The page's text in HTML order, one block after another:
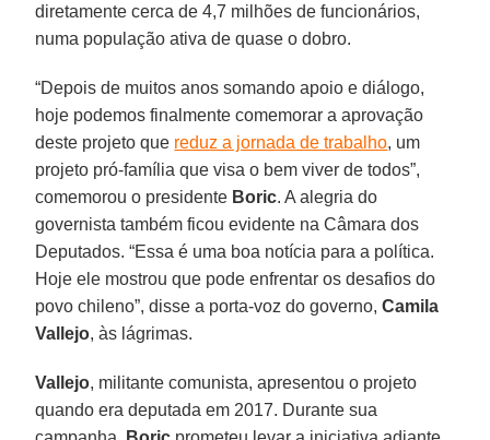
diretamente cerca de 4,7 milhões de funcionários,
numa população ativa de quase o dobro.
“Depois de muitos anos somando apoio e diálogo,
hoje podemos finalmente comemorar a aprovação
deste projeto que reduz a jornada de trabalho, um
projeto pró-família que visa o bem viver de todos”,
comemorou o presidente Boric. A alegria do
governista também ficou evidente na Câmara dos
Deputados. “Essa é uma boa notícia para a política.
Hoje ele mostrou que pode enfrentar os desafios do
povo chileno”, disse a porta-voz do governo,Camila
Vallejo, às lágrimas.
Vallejo, militante comunista, apresentou o projeto
quando era deputada em 2017. Durante sua